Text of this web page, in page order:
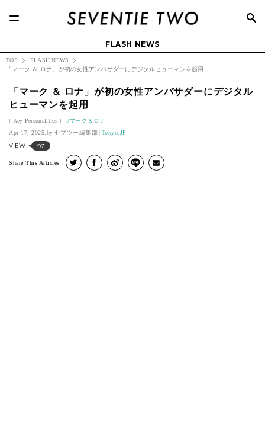
FLASH NEWS
TOP
FLASH NEWS
「マーク ＆ ロナ」が初の女性アンバサダーにデジタルヒューマンを起用
「マーク ＆ ロナ」が初の女性アンバサダーにデジタル
ヒューマンを起用
Key Personalities
マーク＆ロナ
Apr 17, 2025.
セブツー編集部 Tokyo,JP
VIEW 97
Share This Articles